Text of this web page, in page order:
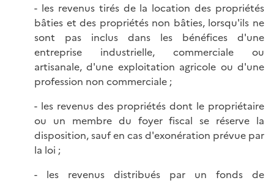
- les revenus tirés de la location des propriétés
bâties et des propriétés non bâties, lorsqu'ils ne
sont pas inclus dans les bénéfices d'une
entreprise industrielle, commerciale ou
artisanale, d'une exploitation agricole ou d'une
profession non commerciale ;
- les revenus des propriétés dont le propriétaire
ou un membre du foyer fiscal se réserve la
disposition, sauf en cas d'exonération prévue par
la loi ;
- les revenus distribués par un fonds de